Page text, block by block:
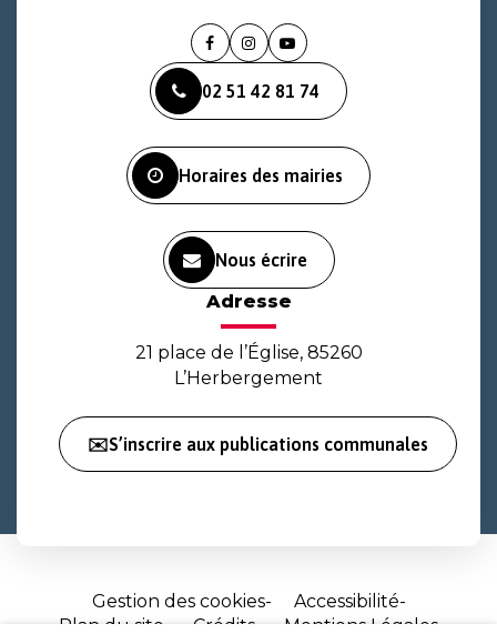
Lien
le
compte
Lien
le
compte
Lien
la
chaîne
02 51 42 81 74
Horaires des mairies
Nous écrire
Adresse
21 place de l’Église, 85260
L’Herbergement
✉️S’inscrire aux publications communales
Gestion des cookies
Accessibilité
Plan du site
Crédits Mentions Légales